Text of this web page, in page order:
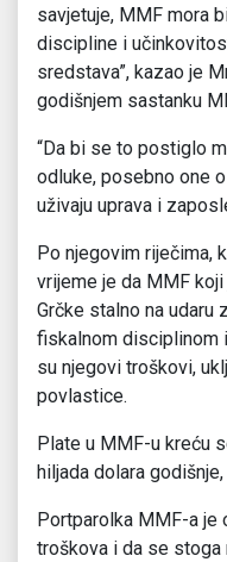
savjetuje, MMF mora
discipline i
sredstava”, kazao je
godišnjem sastanku
“Da bi se to postiglo
odluke, posebno one
uživaju uprava i
Po njegovim riječima,
vrijeme je da MMF
Grčke stalno na udaru
fiskalnom disciplinom
su njegovi troškovi,
povlastice.
Plate u MMF-u kreću
hiljada dolara
Portparolka MMF-a je
troškova i da se